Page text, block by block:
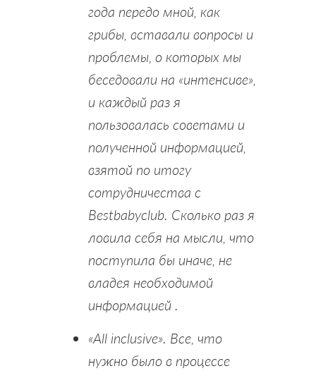
года передо мной, как
грибы, вставали вопросы и
проблемы, о которых мы
беседовали на «интенсиве»,
и каждый раз я
пользовалась советами и
полученной информацией,
взятой по итогу
сотрудничества с
Bestbabyclub. Сколько раз я
ловила себя на мысли, что
поступила бы иначе, не
владея необходимой
информацией .
«All inclusive». Все, что
нужно было в процессе